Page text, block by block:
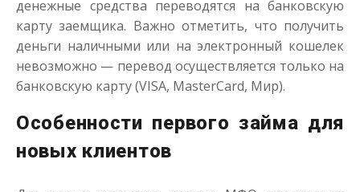
Переведём в долг
Срок от 1 до 21 дня
Получить
денежные средства переводятся на банковскую
карту заемщика. Важно отметить, что получить
деньги наличными или на электронный кошелек
невозможно — перевод осуществляется только на
банковскую карту (VISA, MasterCard, Мир).
Особенности первого займа для
новых клиентов